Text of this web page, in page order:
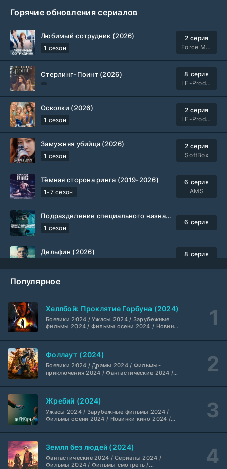
Горячие обновления сериалов
Любимый сотрудник (2026)
1 сезон
2 серия
Force Media
Стерлинг-Поинт (2026)
8 серия
LE-Production
Осколки (2026)
1 сезон
2 серия
LE-Production
Замужняя убийца (2026)
1 сезон
2 серия
SoftBox
Тёмная сторона ринга (2019-2026)
1-7 сезон
6 серия
AMS
Подразделение специального назначения (2026)
1 сезон
6 серия
Дельфин (2026)
8 серия
Шугар (2026)
Укрытие (2026)
1-3 сезон
5 серия
HDrezka Studio
Мыс страха (2026)
1 сезон
Dragon Money Studio
Библиотекари: Следующая глава (2026)
1-2 сезон
2 серия
Популярное
Хеллбой: Проклятие Горбуна (2024)
Боевики 2024 / Ужасы 2024 / Зарубежные
фильмы 2024 / Фильмы осени 2024 / Новинки
2024 / Американские фильмы / Фильмы
высоким рейтингом / Интересные фильмы /
Крутые фильмы / Популярные фильмы
Фоллаут (2024)
Боевики 2024 / Драмы 2024 / Фильмы-
приключения 2024 / Фантастические 2024 /
смотреть / Сериалы в 4K UHD / Американские
Жребий (2024)
Ужасы 2024 / Зарубежные фильмы 2024 /
Фильмы осени 2024 / Новинки кино 2024 /
Американские фильмы / Фильмы смотреть /
фильмы / Крутые фильмы / Популярные
фильмы
Земля без людей (2024)
Фантастические 2024 / Сериалы 2024 /
Фильмы 2024 / Фильмы смотреть /